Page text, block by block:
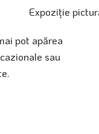
Expoziţie
pot apărea
sau